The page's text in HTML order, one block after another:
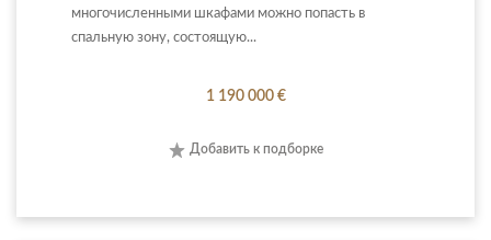
многочисленными шкафами можно попасть в
спальную зону, состоящую...
1 190 000 €
Добавить к подборке